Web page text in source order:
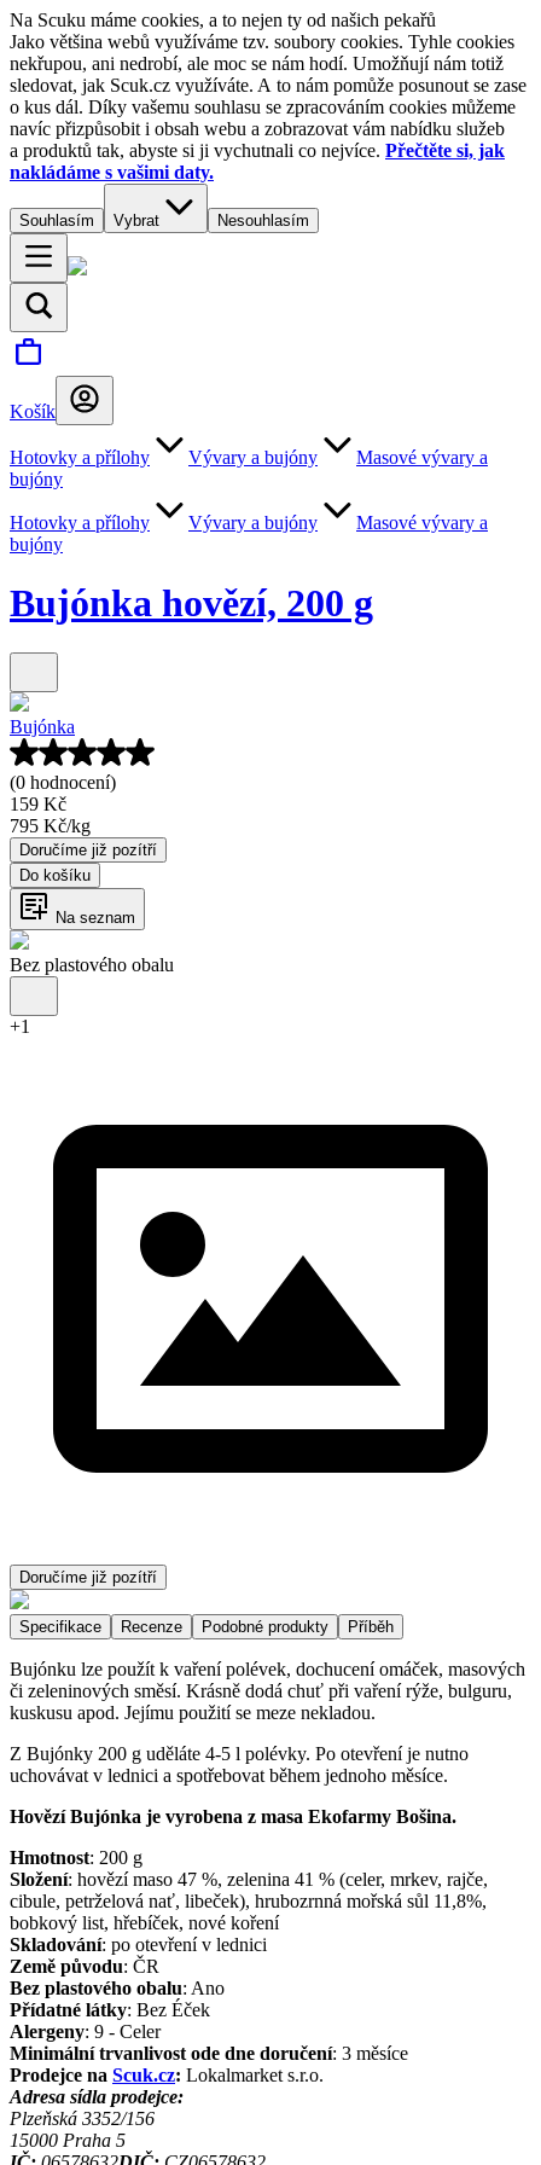
Na Scuku máme cookies, a to nejen ty od našich pekařů
Jako většina webů využíváme tzv. soubory cookies. Tyhle cookies
nekřupou, ani nedrobí, ale moc se nám hodí. Umožňují nám totiž
sledovat, jak Scuk.cz využíváte. A to nám pomůže posunout se zase
o kus dál. Díky vašemu souhlasu se zpracováním cookies můžeme
navíc přizpůsobit i obsah webu a zobrazovat vám nabídku služeb
a produktů tak, abyste si ji vychutnali co nejvíce. Přečtěte si, jak
nakládáme s vašimi daty.
Souhlasím Vybrat Nesouhlasím
Košík
Hotovky a přílohy Vývary a bujóny
Masové vývary a
bujóny
Hotovky a přílohy Vývary a bujóny
Masové vývary a
bujóny
Bujónka hovězí, 200 g
Bujónka
(0 hodnocení)
159 Kč
795 Kč/kg
Doručíme již pozítří
Do košíku
Na seznam
Bez plastového obalu
+1
Doručíme již pozítří
Specifikace Recenze Podobné produkty Příběh
Bujónku lze použít k vaření polévek, dochucení omáček, masových
či zeleninových směsí. Krásně dodá chuť při vaření rýže, bulguru,
kuskusu apod. Jejímu použití se meze nekladou.
Z Bujónky 200 g uděláte 4-5 l polévky. Po otevření je nutno
uchovávat v lednici a spotřebovat během jednoho měsíce.
Hovězí Bujónka je vyrobena z masa Ekofarmy Bošina.
Hmotnost: 200 g
Složení: hovězí maso 47 %, zelenina 41 % (celer, mrkev, rajče,
cibule, petrželová nať, libeček), hrubozrnná mořská sůl 11,8%,
bobkový list, hřebíček, nové koření
Skladování: po otevření v lednici
Země původu: ČR
Bez plastového obalu: Ano
Přídatné látky: Bez Éček
Alergeny: 9 - Celer
Minimální trvanlivost ode dne doručení: 3 měsíce
Prodejce na Scuk.cz: Lokalmarket s.r.o.
Adresa sídla prodejce:
Plzeňská 3352/156
15000 Praha 5